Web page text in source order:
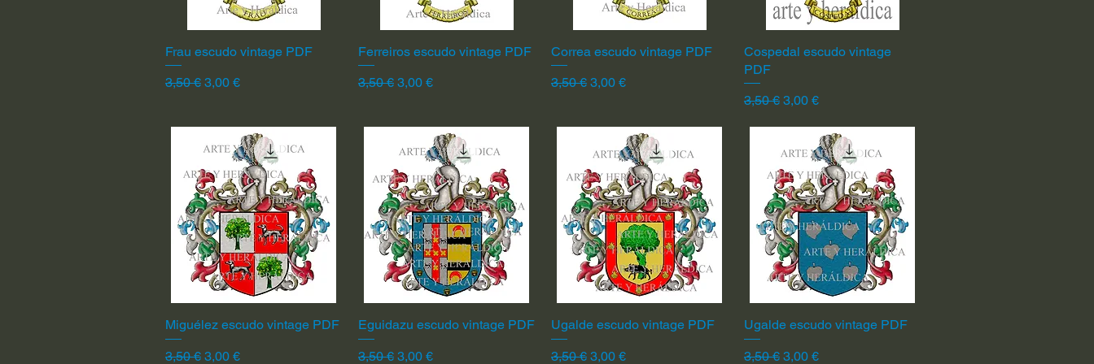
Vista rápida
Frau escudo vintage PDF
Precio
3,50 € Precio de oferta
3,00 €
Vista rápida
Ferreiros escudo vintage PDF
Precio
3,50 € Precio de oferta
3,00 €
Vista rápida
Correa escudo vintage PDF
Precio
3,50 € Precio de oferta
3,00 €
Vista rápida
Cospedal escudo vintage
PDF
Precio
3,50 € Precio de oferta
3,00 €
Vista rápida
Miguélez escudo vintage PDF
Precio
3,50 € Precio de oferta
3,00 €
Vista rápida
Eguidazu escudo vintage PDF
Precio
3,50 € Precio de oferta
3,00 €
Vista rápida
Ugalde escudo vintage PDF
Precio
3,50 € Precio de oferta
3,00 €
Vista rápida
Ugalde escudo vintage PDF
Precio
3,50 € Precio de oferta
3,00 €